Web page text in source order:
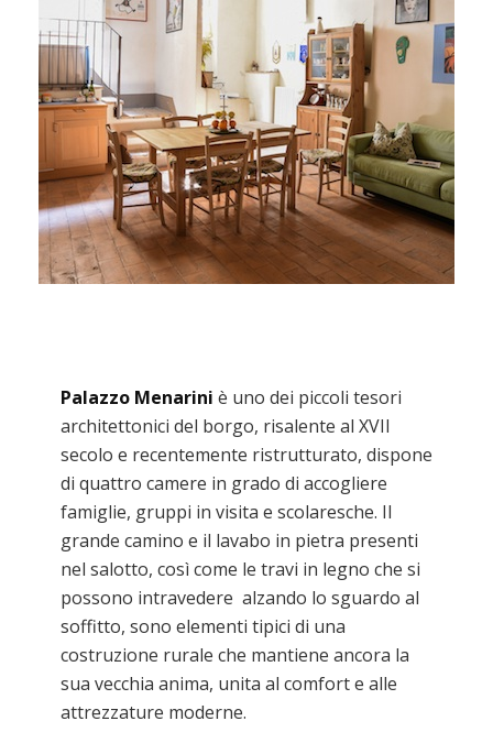
Palazzo Menarini è uno dei piccoli tesori
architettonici del borgo, risalente al XVII
secolo e recentemente ristrutturato, dispone
di quattro camere in grado di accogliere
famiglie, gruppi in visita e scolaresche. Il
grande camino e il lavabo in pietra presenti
nel salotto, così come le travi in legno che si
possono intravedere alzando lo sguardo al
soffitto, sono elementi tipici di una
costruzione rurale che mantiene ancora la
sua vecchia anima, unita al comfort e alle
attrezzature moderne.